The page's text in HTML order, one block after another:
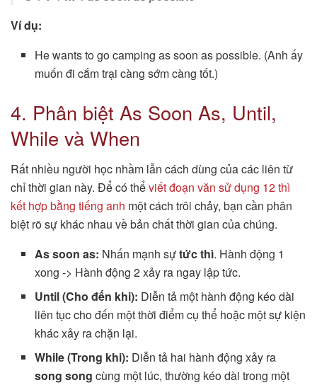
Ví dụ:
He wants to go camping as soon as possible. (Anh ấy
muốn đi cắm trại càng sớm càng tốt.)
4. Phân biệt As Soon As, Until,
While và When
Rất nhiều người học nhầm lẫn cách dùng của các liên từ
chỉ thời gian này. Để có thểviết đoạn văn sử dụng 12 thì
kết hợp bằng tiếng anh một cách trôi chảy, bạn cần phân
biệt rõ sự khác nhau về bản chất thời gian của chúng.
As soon as: Nhấn mạnh sựtức thì. Hành động 1
xong -> Hành động 2 xảy ra ngay lập tức.
Until (Cho đến khi): Diễn tả một hành động kéo dài
liên tục cho đến một thời điểm cụ thể hoặc một sự kiện
khác xảy ra chặn lại.
While (Trong khi): Diễn tả hai hành động xảy ra
song song cùng một lúc, thường kéo dài trong một